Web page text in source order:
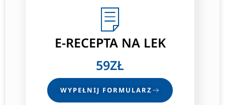
E-RECEPTANA LEK
59ZŁ
WYPEŁNIJ FORMULARZ